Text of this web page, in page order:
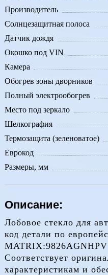
Производитель
Солнцезащитная полоса
Датчик дождя
Окошко под VIN
Камера
Обогрев зоны дворников
Полный электрообогрев
Место под зеркало
Шелкография
Термозащита (зеленоватое)
Еврокод
Размеры, мм
Описание:
Лобовое стекло для
код детали по
Соответствует
характеристикам и